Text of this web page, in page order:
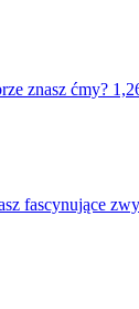
znasz ćmy?
fascynujące